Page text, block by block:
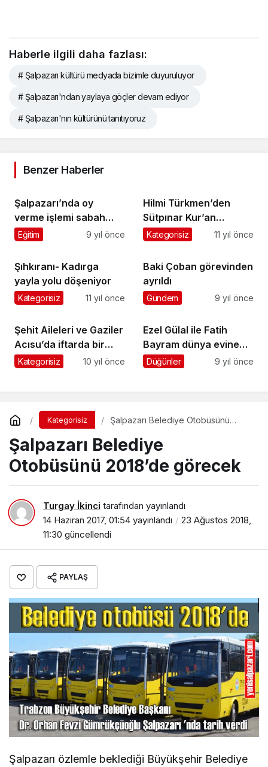
Haberle ilgili daha fazlası:
# Şalpazarı kültürü medyada bizimle duyuruluyor
# Şalpazarı'ndan yaylaya göçler devam ediyor
# Şalpazarı'nın kültürünü tanıtıyoruz
Benzer Haberler
Şalpazarı’nda oy
verme işlemi sabah
7’de başladı
Eğitim 9 yıl önce
Hilmi Türkmen’den
Sütpınar Kur’an
Kursu’na minibüs
Kategorisiz 11 yıl önce
Şıhkıranı- Kadırga
yayla yolu döşeniyor
Kategorisiz 11 yıl önce
Baki Çoban görevinden
ayrıldı
Gündem 9 yıl önce
Şehit Aileleri ve Gaziler
Acısu’da iftarda bir
araya geldi
Kategorisiz 10 yıl önce
Ezel Gülal ile Fatih
Bayram dünya evine
girdi
Düğünler 9 yıl önce
Kategorisiz
Şalpazarı Belediye Otobüsünü
Şalpazarı Belediye
Otobüsünü 2018’de görecek
Turgay İkinci tarafından yayınlandı
14 Haziran 2017, 01:54 yayınlandı
23 Ağustos 2018,
11:30 güncellendi
PAYLAŞ
Şalpazarı özlemle beklediği Büyükşehir Belediye